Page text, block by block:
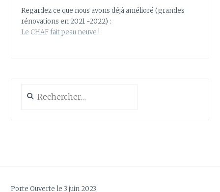
Regardez ce que nous avons déjà amélioré (grandes
rénovations en 2021 -2022) :
Le CHAF fait peau neuve !
Porte Ouverte le 3 juin 2023